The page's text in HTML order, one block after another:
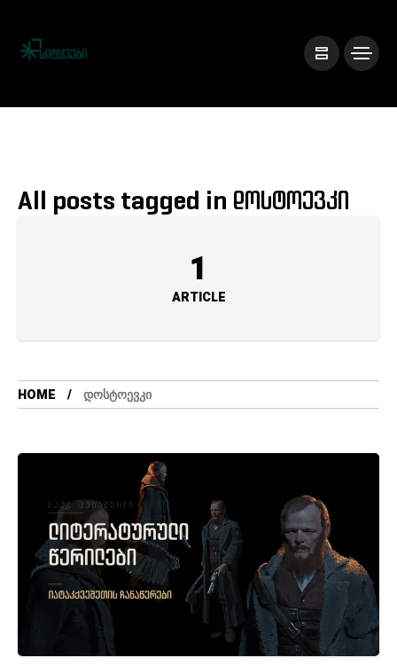
All posts tagged in დოსტოევკი
1
ARTICLE
HOME ᲓᲝᲡᲢᲝᲔᲕᲙᲘ